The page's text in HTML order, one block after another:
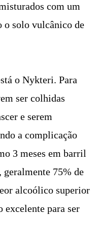
com um
o solo vulcânico de
o Nykteri. Para
ser colhidas
e serem
a complicação
3 meses em barril
75% de
alcoólico superior
excelente para ser